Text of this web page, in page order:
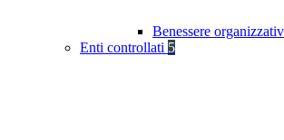
Benessere
Enti controllati 5